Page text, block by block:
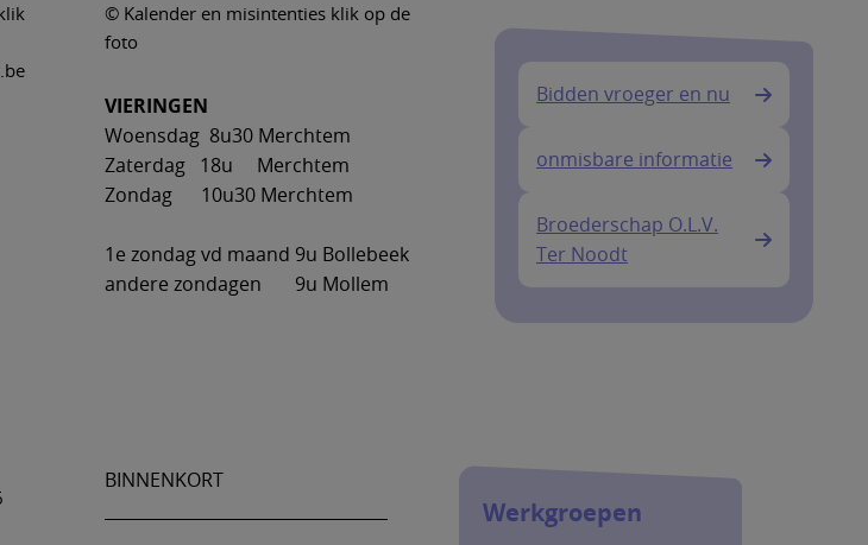
© Kalender en misintenties klik op de
foto
VIERINGEN
Woensdag 8u30 Merchtem
Zaterdag 18u Merchtem
Zondag 10u30 Merchtem
1e zondag vd maand 9u Bollebeek
andere zondagen 9u Mollem
Bidden vroeger en nu
onmisbare informatie
Broederschap O.L.V.
Ter Noodt
BINNENKORT
Werkgroepen